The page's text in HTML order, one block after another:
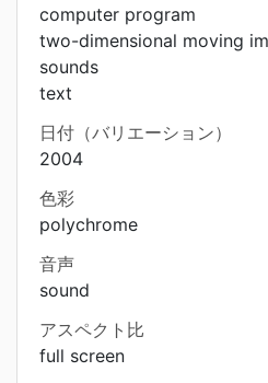
computer program
two-dimensional moving
sounds
text
日付（バリエーション）
2004
色彩
polychrome
音声
sound
アスペクト比
full screen